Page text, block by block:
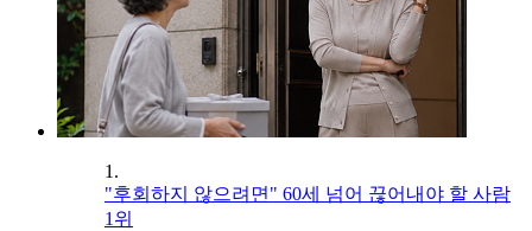
1.
"후회하지 않으려면" 60세 넘어 끊어내야 할 사람
1위